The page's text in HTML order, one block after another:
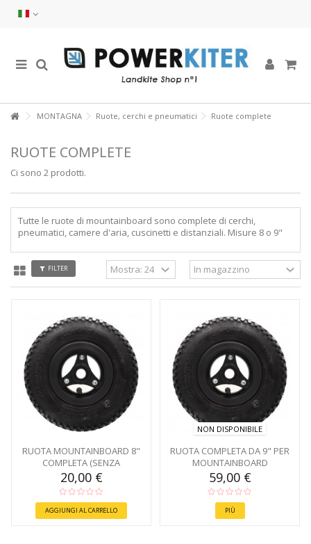
MONTAGNA Ruote, cerchi e pneumatici Ruote complete
RUOTE COMPLETE
Ci sono 2 prodotti.
Tutte le ruote di mountainboard sono complete di cerchi,
pneumatici, camere d'aria, cuscinetti e distanziali. Misure 8 o 9"
FILTER
RUOTA MOUNTAINBOARD 8"
COMPLETA (SENZA
CUSCINETTI)
20,00 €
AGGIUNGI AL CARRELLO
NON DISPONIBILE
RUOTA COMPLETA DA 9" PER
MOUNTAINBOARD
59,00 €
PIÙ